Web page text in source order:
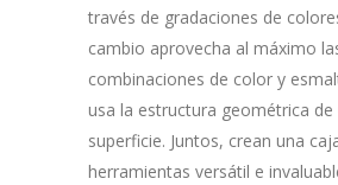
través de gradaciones de
cambio aprovecha al máximo
combinaciones de color y
usa la estructura geométrica de
superficie. Juntos, crean una
herramientas versátil e